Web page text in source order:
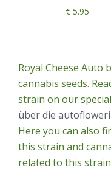
€ 5.95
Royal Cheese
cannabis seeds.
strain on our special
über die
Here you can also
this strain and
related to this